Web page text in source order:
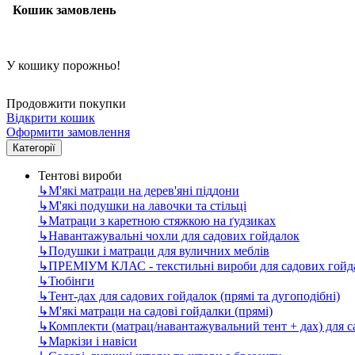
Кошик замовлень
У кошику порожньо!
Продовжити покупки
Відкрити кошик
Оформити замовлення
Категорії
Тентові вироби
↳М'які матраци на дерев'яні піддони
↳М'які подушки на лавочки та стільці
↳Матраци з каретною стяжкою на ґудзиках
↳Навантажувальні чохли для садових гойдалок
↳Подушки і матраци для вуличних меблів
↳ПРЕМІУМ КЛАС - текстильні вироби для садових
↳Тюбінги
↳Тент-дах для садових гойдалок (прямі та дугоподібні)
↳М'які матраци на садові гойдалки (прямі)
↳Комплекти (матрац/навантажувальний тент + дах) для
↳Маркізи і навіси